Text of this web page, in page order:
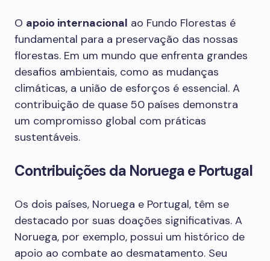
O apoio internacional ao Fundo Florestas é
fundamental para a preservação das nossas
florestas. Em um mundo que enfrenta grandes
desafios ambientais, como as mudanças
climáticas, a união de esforços é essencial. A
contribuição de quase 50 países demonstra
um compromisso global com práticas
sustentáveis.
Contribuições da Noruega e Portugal
Os dois países, Noruega e Portugal, têm se
destacado por suas doações significativas. A
Noruega, por exemplo, possui um histórico de
apoio ao combate ao desmatamento. Seu